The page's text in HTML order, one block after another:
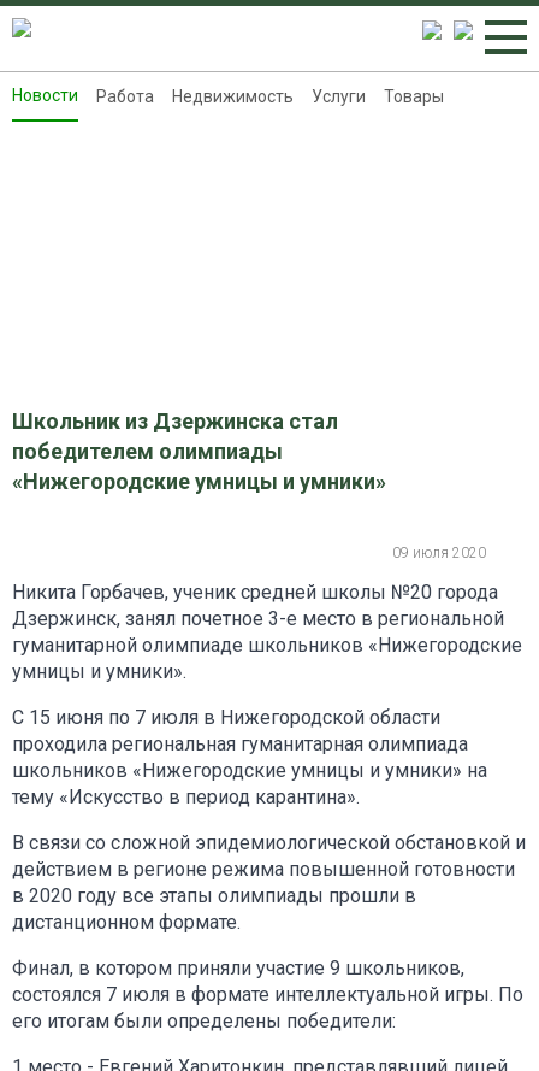
Новости
Новости Работа Недвижимость Услуги Товары
Школьник из Дзержинска стал
победителем олимпиады
«Нижегородские умницы и умники»
09 июля 2020
Никита Горбачев, ученик средней школы №20 города
Дзержинск, занял почетное 3-е место в региональной
гуманитарной олимпиаде школьников «Нижегородские
умницы и умники».
С 15 июня по 7 июля в Нижегородской области
проходила региональная гуманитарная олимпиада
школьников «Нижегородские умницы и умники» на
тему «Искусство в период карантина».
В связи со сложной эпидемиологической обстановкой и
действием в регионе режима повышенной готовности
в 2020 году все этапы олимпиады прошли в
дистанционном формате.
Финал, в котором приняли участие 9 школьников,
состоялся 7 июля в формате интеллектуальной игры. По
его итогам были определены победители: